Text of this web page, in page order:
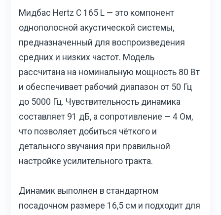
Мидбас Hertz C 165 L — это компонент
однополосной акустической системы,
предназначенный для воспроизведения
средних и низких частот. Модель
рассчитана на номинальную мощность 80 Вт
и обеспечивает рабочий диапазон от 50 Гц
до 5000 Гц. Чувствительность динамика
составляет 91 дБ, а сопротивление — 4 Ом,
что позволяет добиться чёткого и
детального звучания при правильной
настройке усилительного тракта.
Динамик выполнен в стандартном
посадочном размере 16,5 см и подходит для